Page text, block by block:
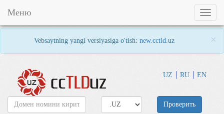
Vebsaytning yangi versiyasiga o'tish: new.cctld.uz ×
UZ RU EN
Toggle
Меню
Проверить